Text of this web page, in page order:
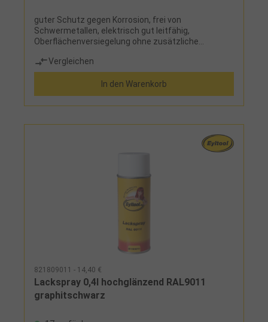
guter Schutz gegen Korrosion, frei von
Schwermetallen, elektrisch gut leitfähig,
Oberflächenversiegelung ohne zusätzliche
Vergleichen
In den Warenkorb
821809011 - 14,40 €
Lackspray 0,4l hochglänzend RAL9011
graphitschwarz